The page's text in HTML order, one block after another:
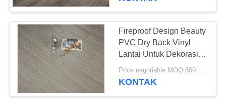
Lantai Vinyl SPC
Fireproof Design Beauty
PVC Dry Back Vinyl
Lantai Untuk Dekorasi
Perumahan
Price negotiable MOQ:500 meter persegi
KONTAK